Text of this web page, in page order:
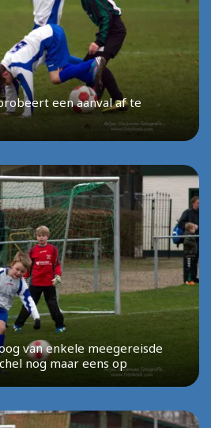
een aanval af te
van enkele meegereisde
nog maar eens op